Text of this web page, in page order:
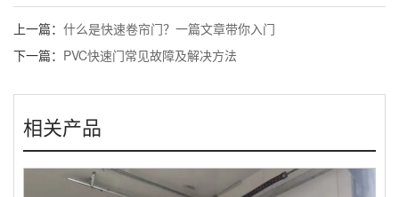
上一篇： 什么是快速卷帘门？一篇文章带你入门
下一篇： PVC快速门常见故障及解决方法
相关产品